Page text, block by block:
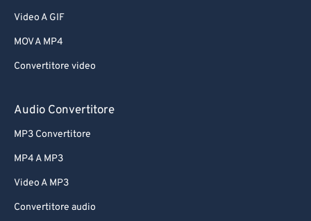
Video A GIF
MOV A MP4
Convertitore video
Audio Convertitore
MP3 Convertitore
MP4 A MP3
Video A MP3
Convertitore audio